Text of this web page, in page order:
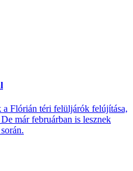
a Flórián téri felüljárók felújítása,
már februárban is lesznek